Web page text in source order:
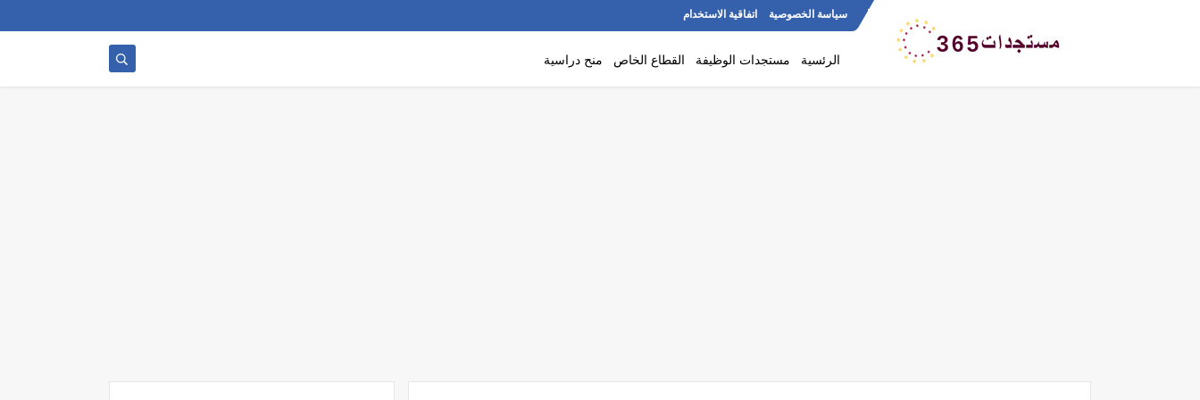
سياسة الخصوصية اتفاقية الاستخدام
الرئسية مستجدات الوظيفة القطاع الخاص منح دراسية